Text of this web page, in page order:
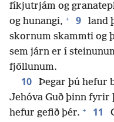
fíkjutrjám og
og hunangi, + 9
land
skornum skammti og
sem járn er í
fjöllunum.
10
Þegar þú hefur
Jehóva Guð þinn fyrir
hefur gefið þér. + 11